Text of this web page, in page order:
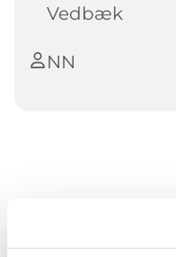
Vedbæk
NN